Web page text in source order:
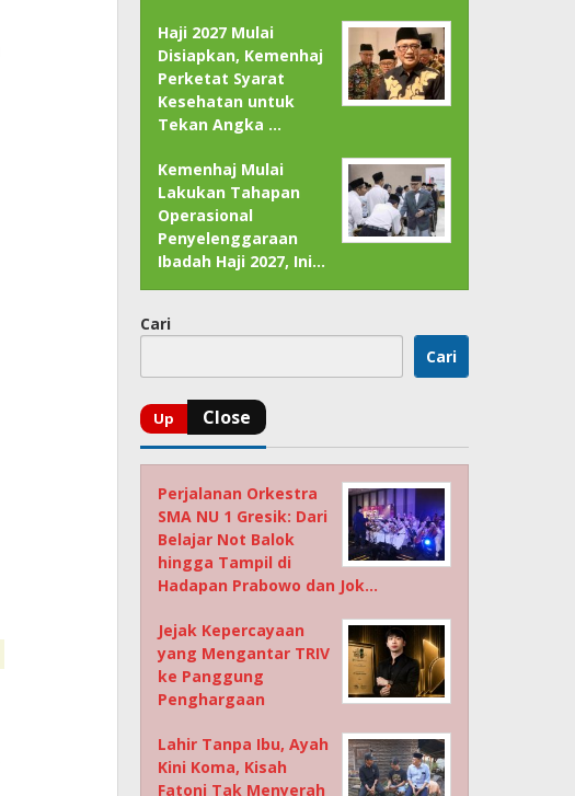
Haji 2027 Mulai
Disiapkan, Kemenhaj
Perketat Syarat
Kesehatan untuk
Tekan Angka …
Kemenhaj Mulai
Lakukan Tahapan
Operasional
Penyelenggaraan
Ibadah Haji 2027, Ini…
Cari
Cari
Perjalanan Orkestra
SMA NU 1 Gresik: Dari
Belajar Not Balok
hingga Tampil di
Hadapan Prabowo dan Jok…
Jejak Kepercayaan
yang Mengantar TRIV
ke Panggung
Penghargaan
Lahir Tanpa Ibu, Ayah
Kini Koma, Kisah
Fatoni Tak Menyerah